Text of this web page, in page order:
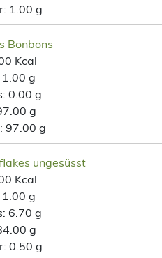
1.00 g
Bonbons
Kcal
1.00 g
0.00 g
g
97.00 g
ungesüsst
Kcal
1.00 g
6.70 g
g
0.50 g